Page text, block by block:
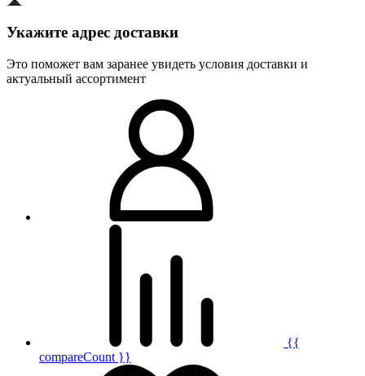
Укажите адрес доставки
Это поможет вам заранее увидеть условия доставки и
актуальный ассортимент
{{
compareCount }}